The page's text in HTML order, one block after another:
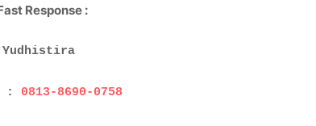
Response :
: 0813-8690-0758